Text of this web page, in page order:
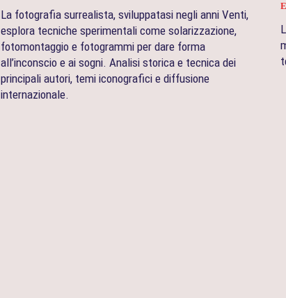
La fotografia surrealista, sviluppatasi negli anni Venti,
esplora tecniche sperimentali come solarizzazione,
fotomontaggio e fotogrammi per dare forma
all’inconscio e ai sogni. Analisi storica e tecnica dei
principali autori, temi iconografici e diffusione
internazionale.